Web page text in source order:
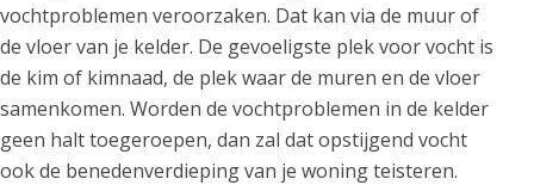
vochtproblemen veroorzaken. Dat kan via de muur of
de vloer van je kelder. De gevoeligste plek voor vocht is
de kim of kimnaad, de plek waar de muren en de vloer
samenkomen. Worden de vochtproblemen in de kelder
geen halt toegeroepen, dan zal dat opstijgend vocht
ook de benedenverdieping van je woning teisteren.